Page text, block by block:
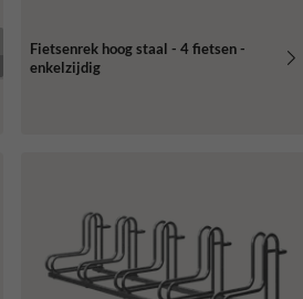
Fietsenrek hoog staal - 4 fietsen -
enkelzijdig